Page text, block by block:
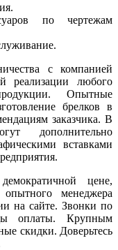
по чертежам
с компанией
реализации любого
Опытные
брелков в
заказчика. В
дополнительно
вставками
цене,
менеджера
на сайте. Звонки по
оплаты. Крупным
скидки. Доверьтесь